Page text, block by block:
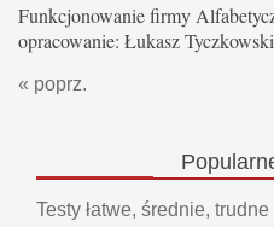
Funkcjonowanie firmy
opracowanie: Łukasz
« poprz.
Testy łatwe, średnie, trudne